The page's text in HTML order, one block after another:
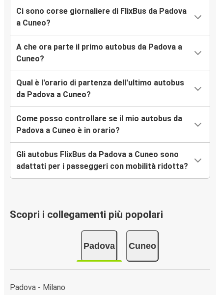
Ci sono corse giornaliere di FlixBus da Padova
a Cuneo?
A che ora parte il primo autobus da Padova a
Cuneo?
Qual è l'orario di partenza dell'ultimo autobus
da Padova a Cuneo?
Come posso controllare se il mio autobus da
Padova a Cuneo è in orario?
Gli autobus FlixBus da Padova a Cuneo sono
adattati per i passeggeri con mobilità ridotta?
Scopri i collegamenti più popolari
Padova Cuneo
Padova - Milano